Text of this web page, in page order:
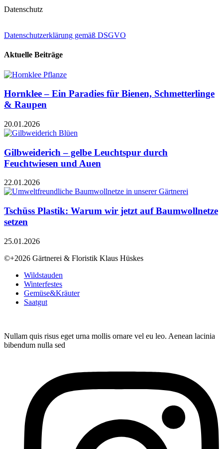
Datenschutz
Datenschutzerklärung gemäß DSGVO
Aktuelle Beiträge
Hornklee – Ein Paradies für Bienen, Schmetterlinge
& Raupen
20.01.2026
Gilbweiderich – gelbe Leuchtspur durch
Feuchtwiesen und Auen
22.01.2026
Tschüss Plastik: Warum wir jetzt auf Baumwollnetze
setzen
25.01.2026
©+2026 Gärtnerei & Floristik Klaus Hüskes
Wildstauden
Winterfestes
Gemüse&Kräuter
Saatgut
Nullam quis risus eget urna mollis ornare vel eu leo. Aenean lacinia
bibendum nulla sed